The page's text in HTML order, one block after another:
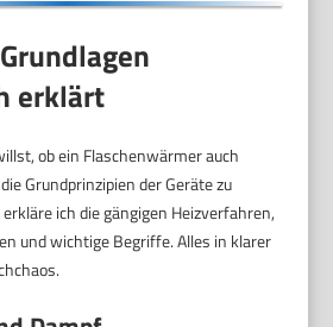
erklärt
ob ein Flaschenwärmer auch
Grundprinzipien der Geräte zu
ich die gängigen Heizverfahren,
und wichtige Begriffe. Alles in klarer